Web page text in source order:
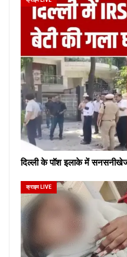
दिल्ली के पॉश इलाके में
क्राइम LIVE